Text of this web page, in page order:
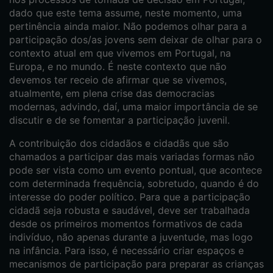
dado que este tema assume, neste momento, uma
pertinência ainda maior. Não podemos olhar para a
participação dos/as jovens sem deixar de olhar para o
contexto atual em que vivemos em Portugal, na
Europa, e no mundo. É neste contexto que não
devemos ter receio de afirmar que se vivemos,
atualmente, em plena crise das democracias
modernas, advindo, daí, uma maior importância de se
discutir e de se fomentar a participação juvenil.
A contribuição dos cidadãos e cidadãs que são
chamados a participar das mais variadas formas não
pode ser vista como um evento pontual, que acontece
com determinada frequência, sobretudo, quando é do
interesse do poder político. Para que a participação
cidadã seja robusta e saudável, deve ser trabalhada
desde os primeiros momentos formativos de cada
indivíduo, não apenas durante a juventude, mas logo
na infância. Para isso, é necessário criar espaços e
mecanismos de participação para preparar as crianças